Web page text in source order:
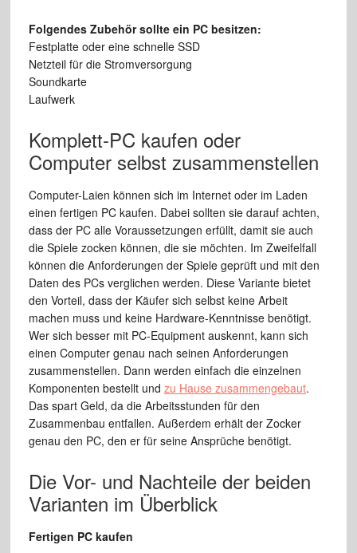
Folgendes Zubehör sollte ein PC besitzen:
Festplatte oder eine schnelle SSD
Netzteil für die Stromversorgung
Soundkarte
Laufwerk
Komplett-PC kaufen oder
Computer selbst zusammenstellen
Computer-Laien können sich im Internet oder im Laden
einen fertigen PC kaufen. Dabei sollten sie darauf achten,
dass der PC alle Voraussetzungen erfüllt, damit sie auch
die Spiele zocken können, die sie möchten. Im Zweifelfall
können die Anforderungen der Spiele geprüft und mit den
Daten des PCs verglichen werden. Diese Variante bietet
den Vorteil, dass der Käufer sich selbst keine Arbeit
machen muss und keine Hardware-Kenntnisse benötigt.
Wer sich besser mit PC-Equipment auskennt, kann sich
einen Computer genau nach seinen Anforderungen
zusammenstellen. Dann werden einfach die einzelnen
Komponenten bestellt und zu Hause zusammengebaut.
Das spart Geld, da die Arbeitsstunden für den
Zusammenbau entfallen. Außerdem erhält der Zocker
genau den PC, den er für seine Ansprüche benötigt.
Die Vor- und Nachteile der beiden
Varianten im Überblick
Fertigen PC kaufen